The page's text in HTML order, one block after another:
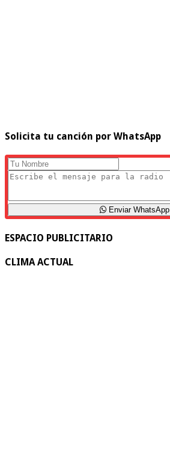
Solicita tu canción por WhatsApp
Enviar WhatsApp
ESPACIO PUBLICITARIO
CLIMA ACTUAL